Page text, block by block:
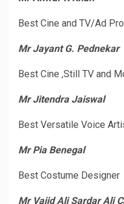
Best Cine and TV/Ad
Mr Jayant G. Pednekar
Best Cine ,Still TV and
Mr Jitendra Jaiswal
Best Versatile Voice
Mr Pia Benegal
Best Costume Designer
Mr Vajid Ali Sardar Ali